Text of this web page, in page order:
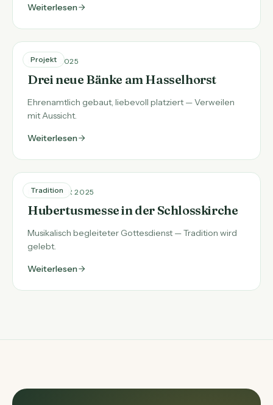
Weiterlesen
Projekt
HERBST 2025
Drei neue Bänke am Hasselhorst
Ehrenamtlich gebaut, liebevoll platziert — Verweilen
mit Aussicht.
Weiterlesen
Tradition
NOVEMBER 2025
Hubertusmesse in der Schlosskirche
Musikalisch begleiteter Gottesdienst — Tradition wird
gelebt.
Weiterlesen